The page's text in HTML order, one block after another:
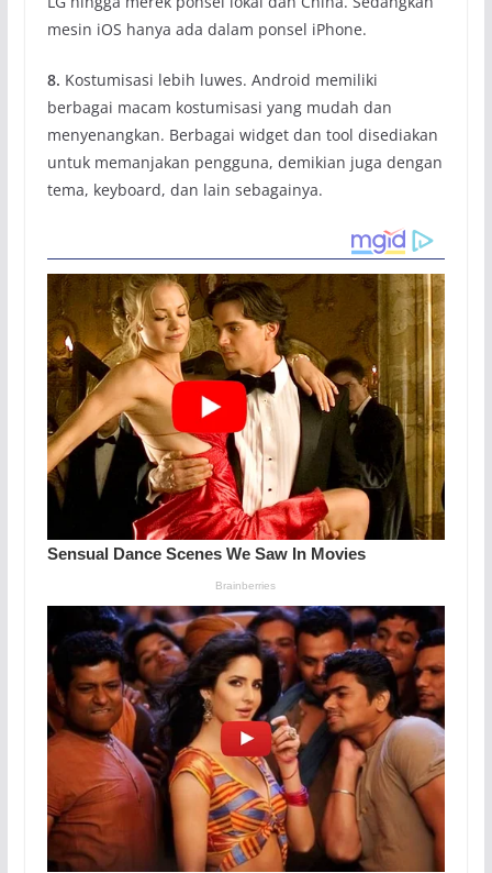
mesin iOS hanya ada dalam ponsel iPhone.
8. Kostumisasi lebih luwes. Android memiliki
berbagai macam kostumisasi yang mudah dan
menyenangkan. Berbagai widget dan tool disediakan
untuk memanjakan pengguna, demikian juga dengan
tema, keyboard, dan lain sebagainya.